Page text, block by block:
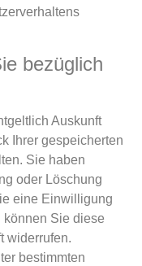
bezüglich
Auskunft
Ihrer gespeicherten
Sie haben
oder Löschung
eine Einwilligung
können Sie diese
widerrufen.
bestimmten